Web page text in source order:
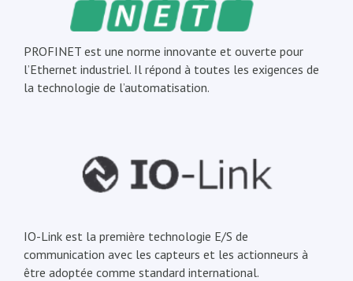
PROFINET est une norme innovante et ouverte pour
l’Ethernet industriel. Il répond à toutes les exigences de
la technologie de l’automatisation.
IO-Link est la première technologie E/S de
communication avec les capteurs et les actionneurs à
être adoptée comme standard international.